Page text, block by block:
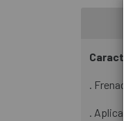
.
.